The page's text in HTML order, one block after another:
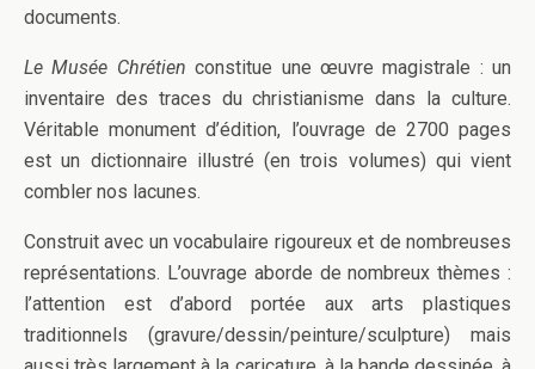
documents.
Le Musée Chrétien constitue une œuvre magistrale : un
inventaire des traces du christianisme dans la culture.
Véritable monument d’édition, l’ouvrage de 2700 pages
est un dictionnaire illustré (en trois volumes) qui vient
combler nos lacunes.
Construit avec un vocabulaire rigoureux et de nombreuses
représentations. L’ouvrage aborde de nombreux thèmes :
l’attention est d’abord portée aux arts plastiques
traditionnels (gravure/dessin/peinture/sculpture) mais